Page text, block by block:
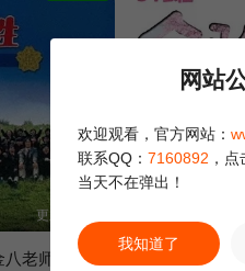
更新第23集
老师第六季 3年B班金八老
网站
欢迎观看，官方网站：
联系QQ： 7160892 ，
当天不在弹出！
我知道了